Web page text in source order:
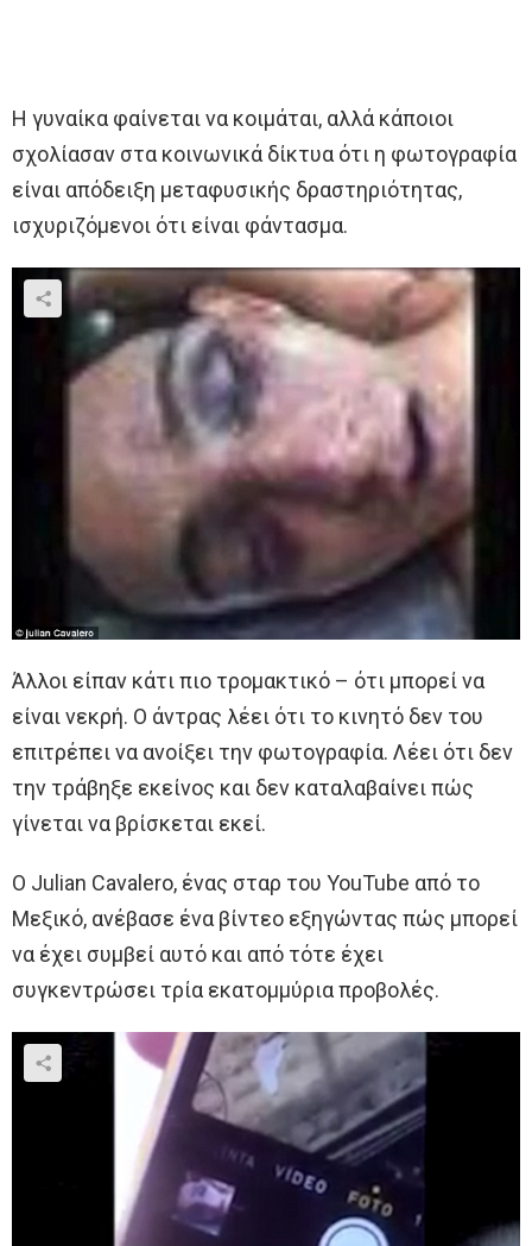
Η γυναίκα φαίνεται να κοιμάται, αλλά κάποιοι
σχολίασαν στα κοινωνικά δίκτυα ότι η φωτογραφία
είναι απόδειξη μεταφυσικής δραστηριότητας,
ισχυριζόμενοι ότι είναι φάντασμα.
Άλλοι είπαν κάτι πιο τρομακτικό – ότι μπορεί να
είναι νεκρή. Ο άντρας λέει ότι το κινητό δεν του
επιτρέπει να ανοίξει την φωτογραφία. Λέει ότι δεν
την τράβηξε εκείνος και δεν καταλαβαίνει πώς
γίνεται να βρίσκεται εκεί.
Ο Julian Cavalero, ένας σταρ του YouTube από το
Μεξικό, ανέβασε ένα βίντεο εξηγώντας πώς μπορεί
να έχει συμβεί αυτό και από τότε έχει
συγκεντρώσει τρία εκατομμύρια προβολές.